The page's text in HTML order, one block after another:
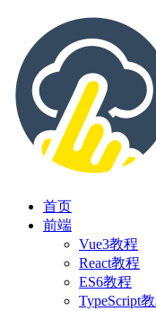
首页
前端
Vue3教程
React教程
ES6教程
TypeScript